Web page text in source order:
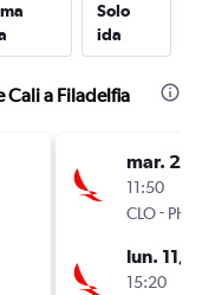
Solo
ida
Cali a Filadelfia
mar.
11:50
CLO- PHL
lun. 11/1
15:20